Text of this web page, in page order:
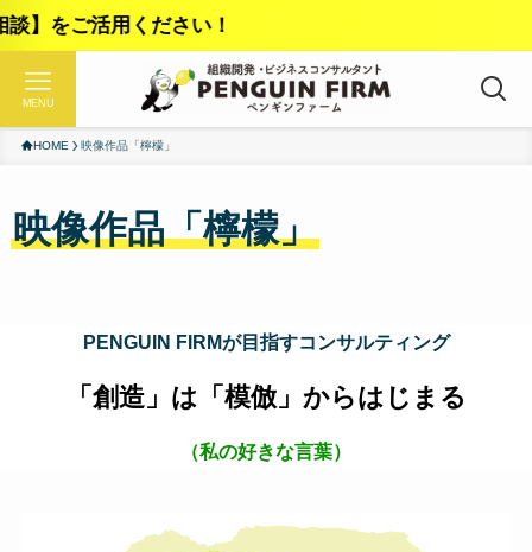
MENU
HOME 映像作品「檸檬」
映像作品「檸檬」
PENGUIN FIRMが目指すコンサルティング
「創造」は「模倣」からはじまる
（私の好きな言葉）